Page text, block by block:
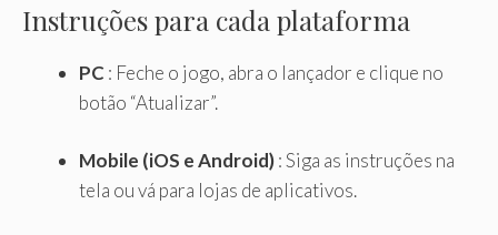
Instruções para cada plataforma
PC : Feche o jogo, abra o lançador e clique no
botão “Atualizar”.
Mobile (iOS e Android): Siga as instruções na
tela ou vá para lojas de aplicativos.